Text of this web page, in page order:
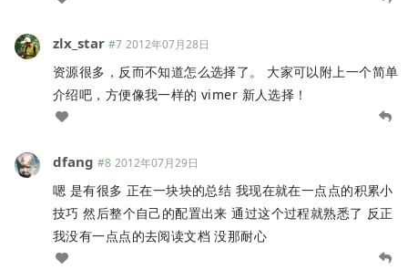
zlx_star #7 2012年07月28日
资源很多，反而不知道怎么选择了。 大家可以附上一个简单
介绍吧，方便像我一样的 vimer 新人选择！
dfang #8 2012年07月29日
嗯 是有很多 正在一块块的总结 我现在就在一点点的积累小
技巧 然后整个自己的配置出来 通过这个过程就熟悉了 反正
我没有一点点的去阅读文档 没那耐心